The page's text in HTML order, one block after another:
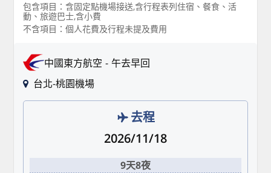
包含項目：含固定點機場接送,含行程表列住宿、餐食、活
動、旅遊巴士,含小費
不含項目：個人花費及行程未提及費用
中國東方航空
午去早回
台北-桃園機場
去程
2026/11/18
9天8夜